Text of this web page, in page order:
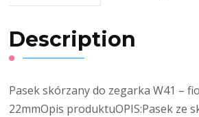
Description
Pasek skórzany do zegarka W41 –
22mmOpis produktuOPIS:Pasek ze